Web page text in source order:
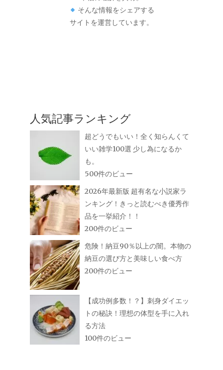
そんな情報をシェアする
サイトを運営しています。
人気記事ランキング
超どうでもいい！全く知らんくて
いい雑学100選 少し為になるか
も。
500件のビュー
2026年最新版 超有名な小説家ラ
ンキング！きっと読むべき優秀作
品を一挙紹介！！
200件のビュー
危険！納豆90％以上の闇。本物の
納豆の選び方と美味しい食べ方
200件のビュー
【成功例多数！？】刺身ダイエッ
トの秘訣！理想の体型を手に入れ
る方法
100件のビュー